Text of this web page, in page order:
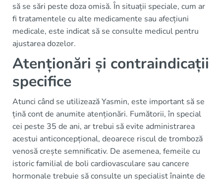
să se sări peste doza omisă. În situații speciale, cum ar
fi tratamentele cu alte medicamente sau afecțiuni
medicale, este indicat să se consulte medicul pentru
ajustarea dozelor.
Atenționări și contraindicații
specifice
Atunci când se utilizează Yasmin, este important să se
țină cont de anumite atenționări. Fumătorii, în special
cei peste 35 de ani, ar trebui să evite administrarea
acestui anticoncepțional, deoarece riscul de tromboză
venosă crește semnificativ. De asemenea, femeile cu
istoric familial de boli cardiovasculare sau cancere
hormonale trebuie să consulte un specialist înainte de